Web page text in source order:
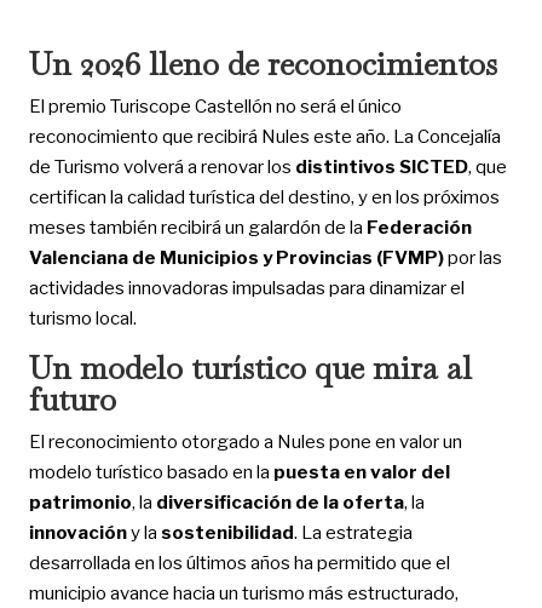
Un 2026 lleno de reconocimientos
El premio Turiscope Castellón no será el único
reconocimiento que recibirá Nules este año. La Concejalía
de Turismo volverá a renovar los distintivos SICTED, que
certifican la calidad turística del destino, y en los próximos
meses también recibirá un galardón de la Federación
Valenciana de Municipios y Provincias (FVMP)por las
actividades innovadoras impulsadas para dinamizar el
turismo local.
Un modelo turístico que mira al
futuro
El reconocimiento otorgado a Nules pone en valor un
modelo turístico basado en la puesta en valor del
patrimonio, la diversificación de la oferta, la
innovacióny la sostenibilidad. La estrategia
desarrollada en los últimos años ha permitido que el
municipio avance hacia un turismo más estructurado,